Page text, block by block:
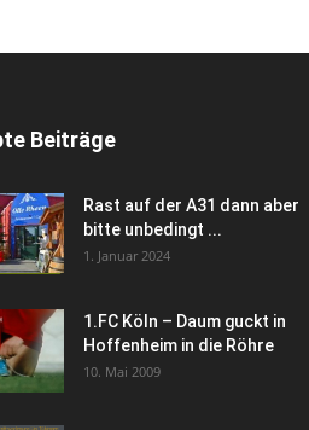
Beiträge
Rast auf der A31 dann aber
bitte unbedingt ...
1. Januar 2024
1.FC Köln – Daum guckt in
Hoffenheim in die Röhre
10. Mai 2009